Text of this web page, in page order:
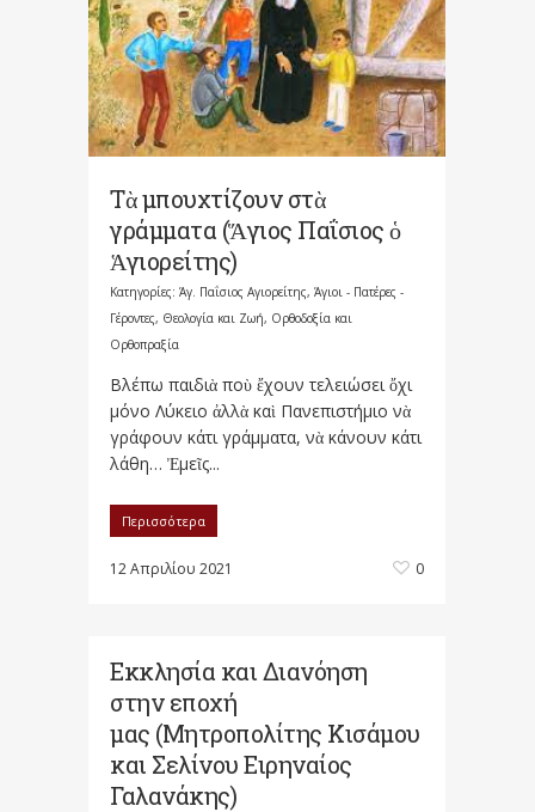
Τὰ μπουχτίζουν στὰ
γράμματα (Ἅγιος Παΐσιος ὁ
Ἁγιορείτης)
Κατηγορίες: Άγ. Παΐσιος Αγιορείτης, Άγιοι - Πατέρες -
Γέροντες, Θεολογία και Ζωή, Ορθοδοξία και
Ορθοπραξία
Βλέπω παιδιὰ ποὺ ἔχουν τελειώσει ὄχι
μόνο Λύκειο ἀλλὰ καὶ Πανεπιστήμιο νὰ
γράφουν κάτι γράμματα, νὰ κάνουν κάτι
λάθη… Ἐμεῖς...
Περισσότερα
12 Απριλίου 2021 0
Εκκλησία και Διανόηση
στην εποχή
μας (Μητροπολίτης Κισάμου
και Σελίνου Ειρηναίος
Γαλανάκης)